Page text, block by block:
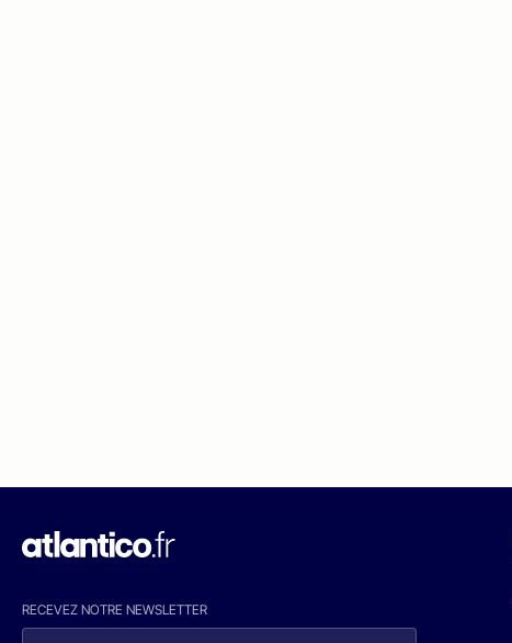
RECEVEZ NOTRE NEWSLETTER